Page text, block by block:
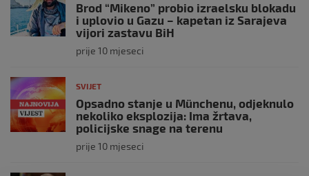
Brod “Mikeno” probio izraelsku blokadu
i uplovio u Gazu – kapetan iz Sarajeva
vijori zastavu BiH
prije 10 mjeseci
SVIJET
Opsadno stanje u Münchenu, odjeknulo
nekoliko eksplozija: Ima žrtava,
policijske snage na terenu
prije 10 mjeseci